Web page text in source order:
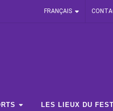
FRANÇAIS
LES LIEUX DU